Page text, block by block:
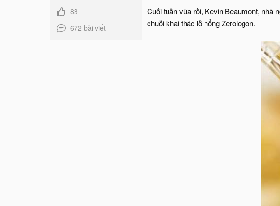
83
672 bài viết
Cuối tuần vừa rồi, Kevin Beaumont, nhà
chuỗi khai thác lỗ hổng Zerologon.